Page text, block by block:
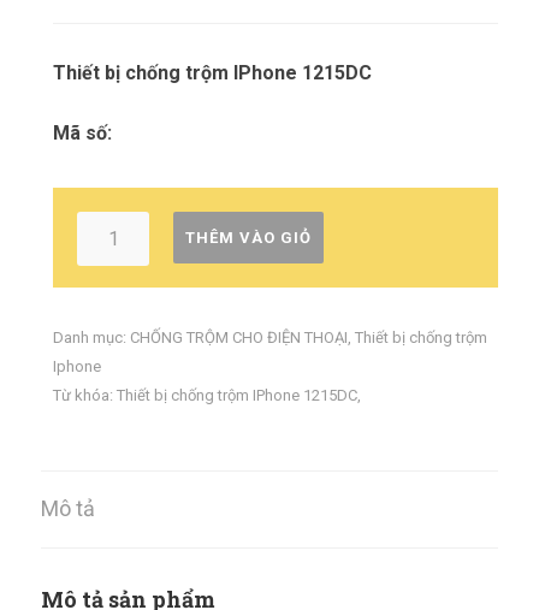
Thiết bị chống trộm IPhone 1215DC
Mã số:
THÊM VÀO GIỎ
Danh mục: CHỐNG TRỘM CHO ĐIỆN THOẠI, Thiết bị chống trộm
Iphone
Từ khóa: Thiết bị chống trộm IPhone 1215DC,
Mô tả
Mô tả sản phẩm